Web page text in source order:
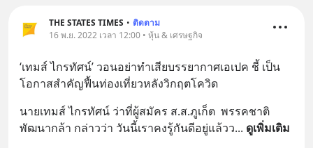
เครียด หลับยาก ผมอยากแนะนำ
ผลิตภัณฑ์เสริมอาหาร Diip CBD ช่วย
บรรเทาความเครียด ลดความวิตกกังวล
เพิ่มการผ่อนคลาย ซึ่งช่วยให้การนอน
หลับมีประสิทธิภาพมากยิ่งขึ้น 📍 สนใจ
สั่งซื้อสินค้า Diip CBD 💬 LINE :
@diipgeek 🔗 หรือกดลิงก์
https://lin.ee/U91Fzyz
THE STATES TIMES • ติดตาม
16 พ.ย. 2022 เวลา 12:00 • หุ้น & เศรษฐกิจ
‘เทมส์ ไกรทัศน์’ วอนอย่าทำเสียบรรยากาศเอเปค ชี้ เป็น
โอกาสสำคัญฟื้นท่องเที่ยวหลังวิกฤตโควิด
นายเทมส์ ไกรทัศน์ ว่าที่ผู้สมัคร ส.ส.ภูเก็ต  พรรคชาติ
พัฒนากล้า กล่าวว่า วันนี้เราคงรู้กันดีอยู่แล้วว... ดูเพิ่มเติม